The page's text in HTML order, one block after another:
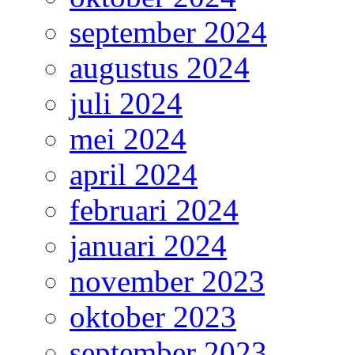
september 2024
augustus 2024
juli 2024
mei 2024
april 2024
februari 2024
januari 2024
november 2023
oktober 2023